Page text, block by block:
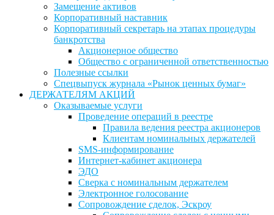
Замещение активов
Корпоративный наставник
Корпоративный секретарь на этапах процедуры
банкротства
Акционерное общество
Общество с ограниченной ответственностью
Полезные ссылки
Спецвыпуск журнала «Рынок ценных бумаг»
ДЕРЖАТЕЛЯМ АКЦИЙ
Оказываемые услуги
Проведение операций в реестре
Правила ведения реестра акционеров
Клиентам номинальных держателей
SMS-информирование
Интернет-кабинет акционера
ЭДО
Сверка с номинальным держателем
Электронное голосование
Сопровождение сделок, Эскроу